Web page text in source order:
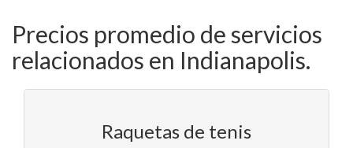
Precios promedio de servicios
relacionados en Indianapolis.
Raquetas de tenis